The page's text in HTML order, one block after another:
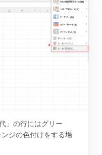
」の行にはグリー
ジの色付けをする場